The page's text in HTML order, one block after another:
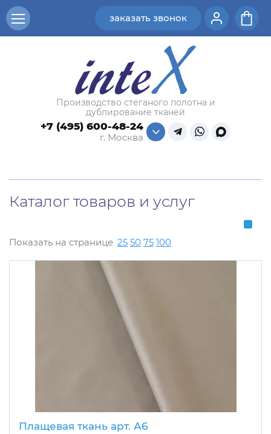
заказать звонок
Производство стеганого полотна и
дублирование тканей
+7 (495) 600-48-24
г. Москва
Каталог товаров и услуг
Показать на странице 25 50 75 100
Плащевая ткань арт. А6